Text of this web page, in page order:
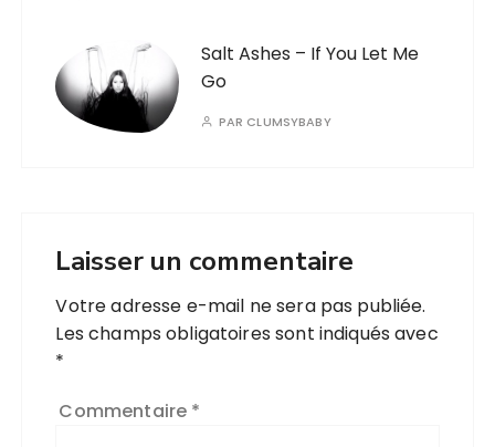
Salt Ashes – If You Let Me
Go
PAR CLUMSYBABY
Laisser un commentaire
Votre adresse e-mail ne sera pas publiée.
Les champs obligatoires sont indiqués avec
*
Commentaire *